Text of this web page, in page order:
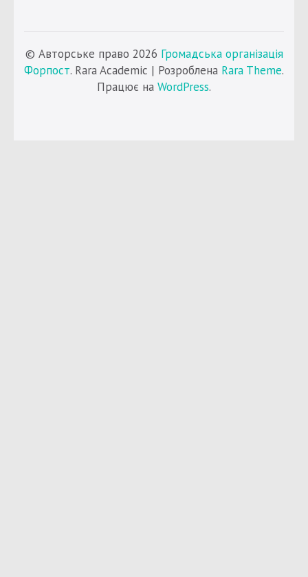
© Авторське право 2026 Громадська організація
Форпост. Rara Academic | Розроблена Rara Theme.
Працює на WordPress.